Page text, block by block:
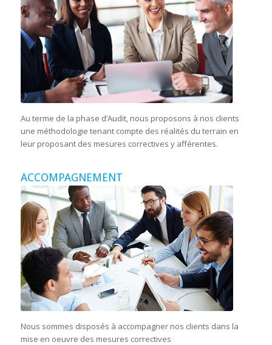
Au terme de la phase d’Audit, nous proposons à nos clients
une méthodologie tenant compte des réalités du terrain en
leur proposant des mesures correctives y afférentes.
ACCOMPAGNEMENT
Nous sommes disposés à accompagner nos clients dans la
mise en oeuvre des mesures correctives